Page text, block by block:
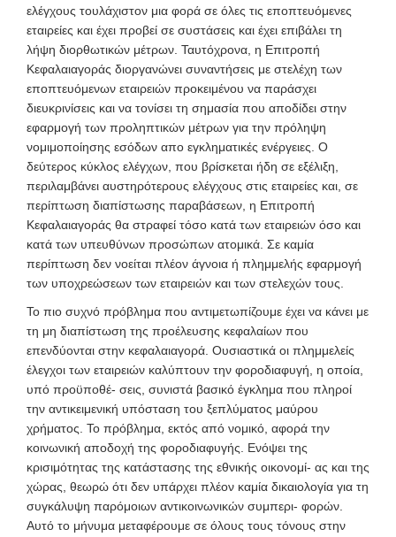
ελέγχους τουλάχιστον μια φορά σε όλες τις εποπτευόμενες
εταιρείες και έχει προβεί σε συστάσεις και έχει επιβάλει τη
λήψη διορθωτικών μέτρων. Ταυτόχρονα, η Επιτροπή
Κεφαλαιαγοράς διοργανώνει συναντήσεις με στελέχη των
εποπτευόμενων εταιρειών προκειμένου να παράσχει
διευκρινίσεις και να τονίσει τη σημασία που αποδίδει στην
εφαρμογή των προληπτικών μέτρων για την πρόληψη
νομιμοποίησης εσόδων απο εγκληματικές ενέργειες. Ο
δεύτερος κύκλος ελέγχων, που βρίσκεται ήδη σε εξέλιξη,
περιλαμβάνει αυστηρότερους ελέγχους στις εταιρείες και, σε
περίπτωση διαπίστωσης παραβάσεων, η Επιτροπή
Κεφαλαιαγοράς θα στραφεί τόσο κατά των εταιρειών όσο και
κατά των υπευθύνων προσώπων ατομικά. Σε καμία
περίπτωση δεν νοείται πλέον άγνοια ή πλημμελής εφαρμογή
των υποχρεώσεων των εταιρειών και των στελεχών τους.
Το πιο συχνό πρόβλημα που αντιμετωπίζουμε έχει να κάνει με
τη μη διαπίστωση της προέλευσης κεφαλαίων που
επενδύονται στην κεφαλαιαγορά. Ουσιαστικά οι πλημμελείς
έλεγχοι των εταιρειών καλύπτουν την φοροδιαφυγή, η οποία,
υπό προϋποθέ- σεις, συνιστά βασικό έγκλημα που πληροί
την αντικειμενική υπόσταση του ξεπλύματος μαύρου
χρήματος. Το πρόβλημα, εκτός από νομικό, αφορά την
κοινωνική αποδοχή της φοροδιαφυγής. Ενόψει της
κρισιμότητας της κατάστασης της εθνικής οικονομί- ας και της
χώρας, θεωρώ ότι δεν υπάρχει πλέον καμία δικαιολογία για τη
συγκάλυψη παρόμοιων αντικοινωνικών συμπερι- φορών.
Αυτό το μήνυμα μεταφέρουμε σε όλους τους τόνους στην